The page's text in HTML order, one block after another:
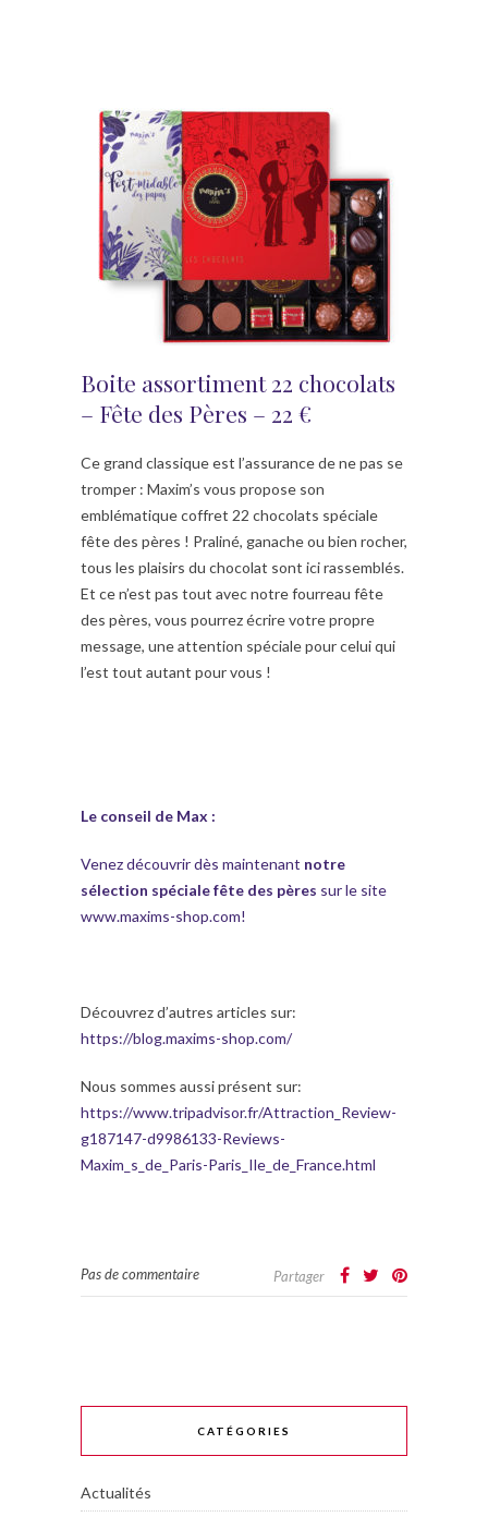
Boite assortiment 22 chocolats
– Fête des Pères – 22 €
Ce grand classique est l’assurance de ne pas se
tromper : Maxim’s vous propose son
emblématique coffret 22 chocolats spéciale
fête des pères ! Praliné, ganache ou bien rocher,
tous les plaisirs du chocolat sont ici rassemblés.
Et ce n’est pas tout avec notre fourreau fête
des pères, vous pourrez écrire votre propre
message, une attention spéciale pour celui qui
l’est tout autant pour vous !
Le conseil de Max :
Venez découvrir dès maintenant notre
sélection spéciale fête des pères sur le site
www.maxims-shop.com!
Découvrez d’autres articles sur:
https://blog.maxims-shop.com/
Nous sommes aussi présent sur:
https://www.tripadvisor.fr/Attraction_Review-
g187147-d9986133-Reviews-
Maxim_s_de_Paris-Paris_Ile_de_France.html
Pas de commentaire Partager
CATÉGORIES
Actualités